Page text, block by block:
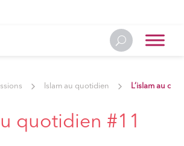
Islam au quotidien L’islam au
quotidien #11